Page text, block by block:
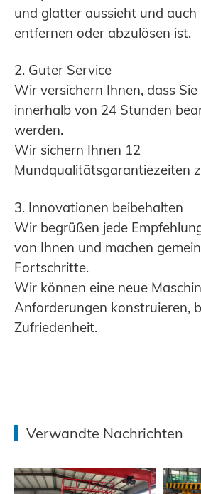
und glatter aussieht und auch
entfernen oder abzulösen ist.
2. Guter Service
Wir versichern Ihnen, dass Sie
innerhalb von 24 Stunden
werden.
Wir sichern Ihnen 12
Mundqualitätsgarantiezeiten
3. Innovationen beibehalten
Wir begrüßen jede
von Ihnen und machen
Fortschritte.
Wir können eine neue
Anforderungen konstruieren,
Zufriedenheit.
Verwandte Nachrichten